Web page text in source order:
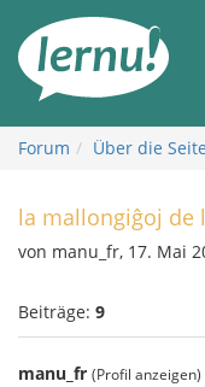
Inhalt
Forum Über die
la mallongiĝoj de
von manu_fr, 17. Mai
Beiträge: 9
manu_fr (Profil anzeigen)